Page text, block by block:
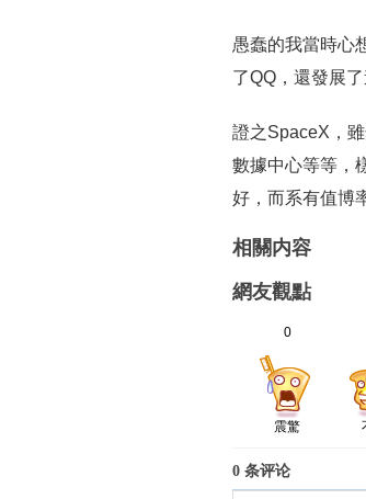
愚蠢的我當時心
了QQ，還發展
證之SpaceX，
數據中心等等，
好，而系有值博
相關内容
網友觀點
0
震驚